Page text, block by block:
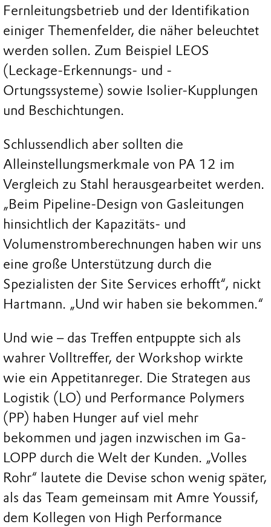
Fernleitungsbetrieb und der Identifikation
einiger Themenfelder, die näher beleuchtet
werden sollen. Zum Beispiel LEOS
(Leckage-Erkennungs- und -
Ortungssysteme) sowie Isolier-Kupplungen
und Beschichtungen.
Schlussendlich aber sollten die
Alleinstellungsmerkmale von PA 12 im
Vergleich zu Stahl herausgearbeitet werden.
„Beim Pipeline-Design von Gasleitungen
hinsichtlich der Kapazitäts- und
Volumenstromberechnungen haben wir uns
eine große Unterstützung durch die
Spezialisten der Site Services erhofft“, nickt
Hartmann. „Und wir haben sie bekommen.“
Und wie – das Treffen entpuppte sich als
wahrer Volltreffer, der Workshop wirkte
wie ein Appetitanreger. Die Strategen aus
Logistik (LO) und Performance Polymers
(PP) haben Hunger auf viel mehr
bekommen und jagen inzwischen im Ga-
LOPP durch die Welt der Kunden. „Volles
Rohr“ lautete die Devise schon wenig später,
als das Team gemeinsam mit Amre Youssif,
dem Kollegen von High Performance